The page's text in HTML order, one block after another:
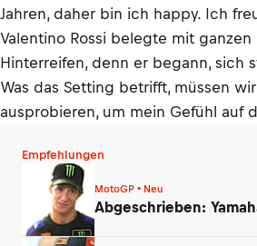
Jahren, daher bin ich happy. Ich
Valentino Rossi belegte mit
Hinterreifen, denn er begann, sich
Was das Setting betrifft, müssen
ausprobieren, um mein Gefühl auf
Empfehlungen
MotoGP • Neu
Abgeschrieben: